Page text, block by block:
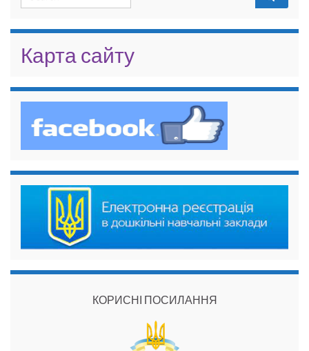
Карта сайту
КОРИСНІ ПОСИЛАННЯ